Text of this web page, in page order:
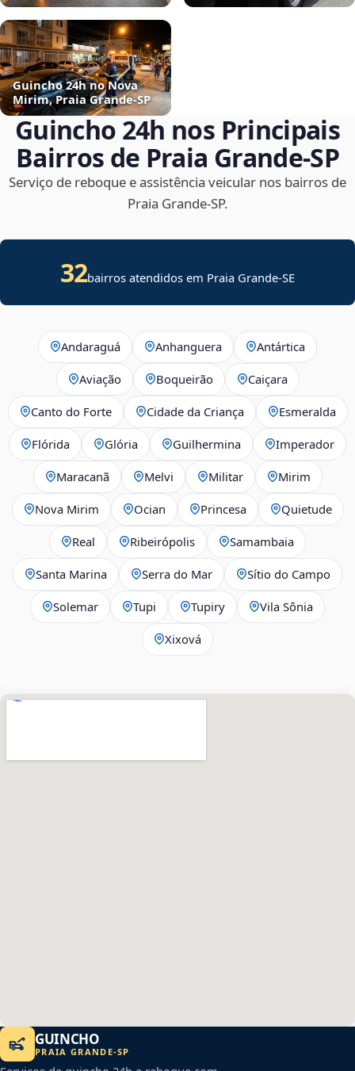
Guincho 24h no Nova
Mirim, Praia Grande‑SP
Guincho 24h nos Principais
Bairros de Praia Grande‑SP
Serviço de reboque e assistência veicular nos bairros de
Praia Grande‑SP.
32bairros atendidos em Praia Grande-SE
Andaraguá Anhanguera Antártica
Aviação Boqueirão Caiçara
Canto do Forte Cidade da Criança Esmeralda
Flórida Glória Guilhermina Imperador
Maracanã Melvi Militar Mirim
Nova Mirim Ocian Princesa Quietude
Real Ribeirópolis Samambaia
Santa Marina Serra do Mar Sítio do Campo
Solemar Tupi Tupiry Vila Sônia
Xixová
GUINCHO
PRAIA GRANDE-SP